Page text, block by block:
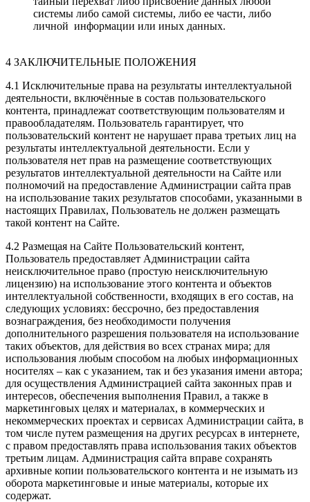
системы либо самой системы, либо ее части, либо
личной информации или иных данных.
4 ЗАКЛЮЧИТЕЛЬНЫЕ ПОЛОЖЕНИЯ
4.1 Исключительные права на результаты интеллектуальной
деятельности, включённые в состав пользовательского
контента, принадлежат соответствующим пользователям и
правообладателям. Пользователь гарантирует, что
пользовательский контент не нарушает права третьих лиц на
результаты интеллектуальной деятельности. Если у
пользователя нет прав на размещение соответствующих
результатов интеллектуальной деятельности на Сайте или
полномочий на предоставление Администрации сайта прав
на использование таких результатов способами, указанными в
настоящих Правилах, Пользователь не должен размещать
такой контент на Сайте.
4.2 Размещая на Сайте Пользовательский контент,
Пользователь предоставляет Администрации сайта
неисключительное право (простую неисключительную
лицензию) на использование этого контента и объектов
интеллектуальной собственности, входящих в его состав, на
следующих условиях: бессрочно, без предоставления
вознаграждения, без необходимости получения
дополнительного разрешения пользователя на использование
таких объектов, для действия во всех странах мира; для
использования любым способом на любых информационных
носителях – как с указанием, так и без указания имени автора;
для осуществления Администрацией сайта законных прав и
интересов, обеспечения выполнения Правил, а также в
маркетинговых целях и материалах, в коммерческих и
некоммерческих проектах и сервисах Администрации сайта, в
том числе путем размещения на других ресурсах в интернете,
с правом предоставлять права использования таких объектов
третьим лицам. Администрация сайта вправе сохранять
архивные копии пользовательского контента и не изымать из
оборота маркетинговые и иные материалы, которые их
содержат.